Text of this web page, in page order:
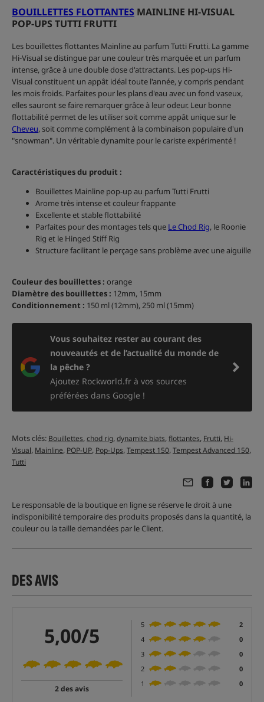
BOUILLETTES FLOTTANTES MAINLINE HI-VISUAL
POP-UPS TUTTI FRUTTI
Les bouillettes flottantes Mainline au parfum Tutti Frutti. La gamme
Hi-Visual se distingue par une couleur très marquée et un parfum
intense, grâce à une double dose d'attractants. Les pop-ups Hi-
Visual constituent un appât idéal toute l'année, y compris pendant
les mois froids. Parfaites pour les plans d'eau avec un fond vaseux,
elles sauront se faire remarquer grâce à leur odeur. Leur bonne
flottabilité permet de les utiliser soit comme appât unique sur le
Cheveu, soit comme complément à la combinaison populaire d'un
"snowman". Un véritable dynamite pour le cariste expérimenté !
Caractéristiques du produit :
Bouillettes Mainline pop-up au parfum Tutti Frutti
Arome très intense et couleur frappante
Excellente et stable flottabilité
Parfaites pour des montages tels que Le Chod Rig, le Roonie
Rig et le Hinged Stiff Rig
Structure facilitant le perçage sans problème avec une aiguille
Couleur des bouillettes : orange
Diamètre des bouillettes : 12mm, 15mm
Conditionnement : 150 ml (12mm), 250 ml (15mm)
Vous souhaitez rester au courant des
nouveautés et de l’actualité du monde de
la pêche ?
Ajoutez Rockworld.fr à vos sources
préférées dans Google !
Mots clés: Bouillettes,chod rig,dynamite biats,flottantes, Frutti, Hi-
Visual, Mainline, POP-UP, Pop-Ups,Tempest 150,Tempest Advanced 150,
Tutti
Le responsable de la boutique en ligne se réserve le droit à une
indisponibilité temporaire des produits proposés dans la quantité, la
couleur ou la taille demandées par le Client.
DES AVIS
5,00/5
2 des avis
5
2
4
0
3
0
2
0
1
0